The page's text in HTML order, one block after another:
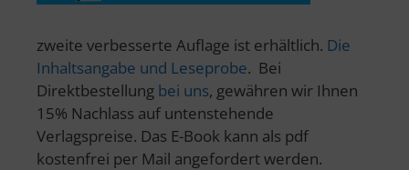
zweite verbesserte Auflage ist erhältlich. Die
Inhaltsangabe und Leseprobe. Bei
Direktbestellung bei uns, gewähren wir Ihnen
15% Nachlass auf untenstehende
Verlagspreise. Das E-Book kann als pdf
kostenfrei per Mail angefordert werden.